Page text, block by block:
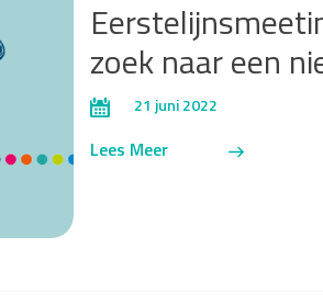
zoek naar een
21 juni 2022
Lees Meer